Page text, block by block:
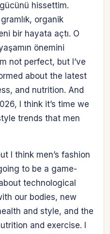
gücünü hissettim.
gramlık, organik
bir hayata açtı. O
önemini
not perfect, but I’ve
about the latest
and nutrition. And
I think it’s time we
trends that men
I think men’s fashion
to be a game-
technological
our bodies, new
and style, and the
and exercise. I